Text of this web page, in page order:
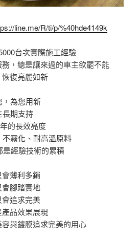
line.me/R/ti/p/%40hde4149k
台次實際施工經驗
，總是讓來過的車主欲罷不能
復亮麗如新
為您用新
長期支持
的長效亮度
霧化、耐高溫原料
是經驗技術的累積
薄利多銷
腳踏實地
追求完美
品效果展現
與鍍膜追求完美的用心